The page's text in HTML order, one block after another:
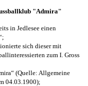
"Admira"
in Jedlesee einen
sich dieser mit
zum I. Gross
(Quelle: Allgemeine
04.03.1900);